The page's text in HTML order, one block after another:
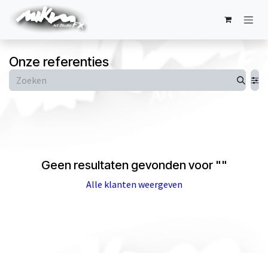
Overslaan naar inhoud
Onze referenties
Geen resultaten gevonden voor ""
Alle klanten weergeven